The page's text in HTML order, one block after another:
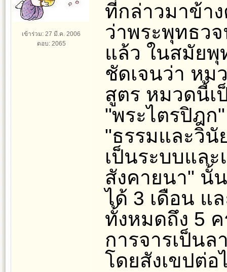
เข้าร่วม: 27 มี.ค. 2006
ตอบ: 2065
ที่กล่าวมาข้าง
ว่าพระพุทธว
แล้ว ในสมัยพุ
ชัดเจนว่า หม
สูตร หมวดนี้เ
"พระไตรปิฎก
"ธรรมและวินั
เป็นระบบแล
สังคายนา" นั้
ได้ 3 เดือน แ
ทั้งหมดถึง 5
การจารเป็น
โดยสังเขปต่อ